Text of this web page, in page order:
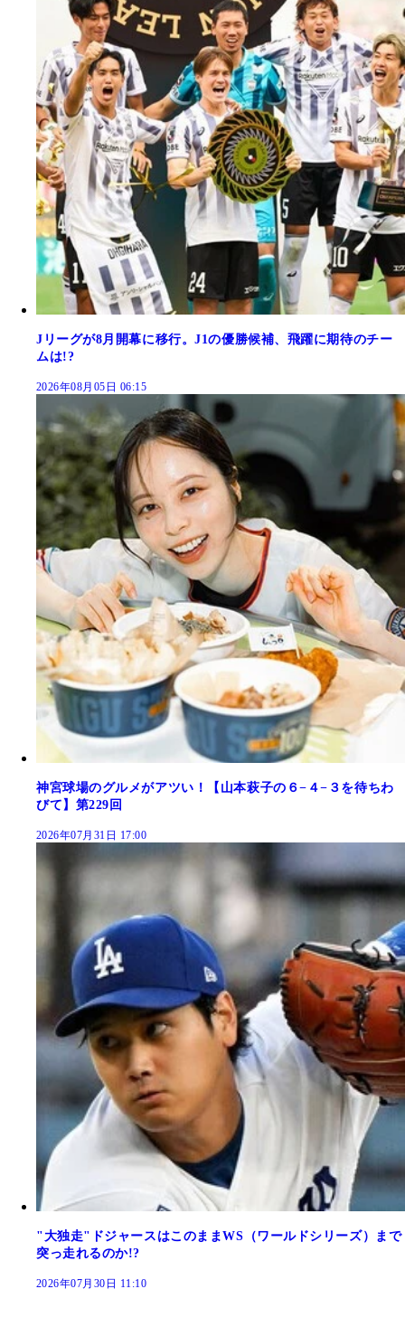
Jリーグが8月開幕に移行。J1の優勝候補、飛躍に期待のチー
ムは!?
2026年08月05日 06:15
神宮球場のグルメがアツい！【山本萩子の６−４−３を待ちわ
びて】第229回
2026年07月31日 17:00
"大独走"ドジャースはこのままWS（ワールドシリーズ）まで
突っ走れるのか!?
2026年07月30日 11:10